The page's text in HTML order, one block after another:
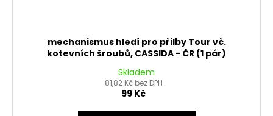
mechanismus hledí pro přilby Tour vč.
kotevních šroubů, CASSIDA - ČR (1 pár)
Skladem
81,82 Kč bez DPH
99 Kč